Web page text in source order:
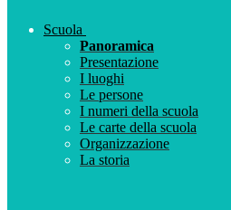
Scuola
Panoramica
Presentazione
I luoghi
Le persone
I numeri della scuola
Le carte della scuola
Organizzazione
La storia